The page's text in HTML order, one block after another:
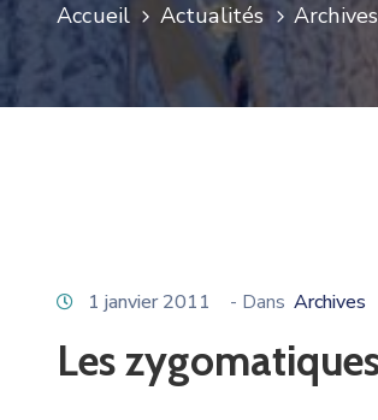
Accueil Actualités Archives
1 janvier 2011 - Dans Archives
Les